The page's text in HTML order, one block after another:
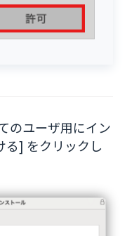
のユーザ用にイン
る] をクリックし